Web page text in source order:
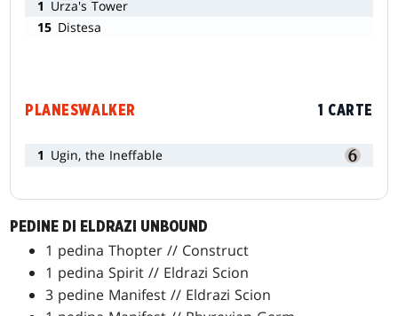
1 Urza's Tower
15 Distesa
PLANESWALKER 1 CARTE
1 Ugin, the Ineffable
PEDINE DI ELDRAZI UNBOUND
1 pedina Thopter // Construct
1 pedina Spirit // Eldrazi Scion
3 pedine Manifest // Eldrazi Scion